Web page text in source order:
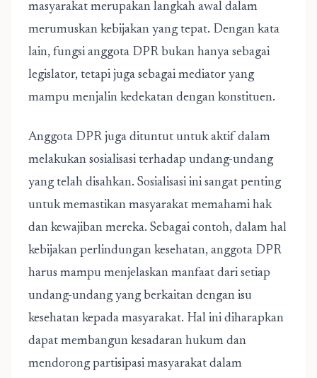
masyarakat merupakan langkah awal dalam
merumuskan kebijakan yang tepat. Dengan kata
lain, fungsi anggota DPR bukan hanya sebagai
legislator, tetapi juga sebagai mediator yang
mampu menjalin kedekatan dengan konstituen.
Anggota DPR juga dituntut untuk aktif dalam
melakukan sosialisasi terhadap undang-undang
yang telah disahkan. Sosialisasi ini sangat penting
untuk memastikan masyarakat memahami hak
dan kewajiban mereka. Sebagai contoh, dalam hal
kebijakan perlindungan kesehatan, anggota DPR
harus mampu menjelaskan manfaat dari setiap
undang-undang yang berkaitan dengan isu
kesehatan kepada masyarakat. Hal ini diharapkan
dapat membangun kesadaran hukum dan
mendorong partisipasi masyarakat dalam